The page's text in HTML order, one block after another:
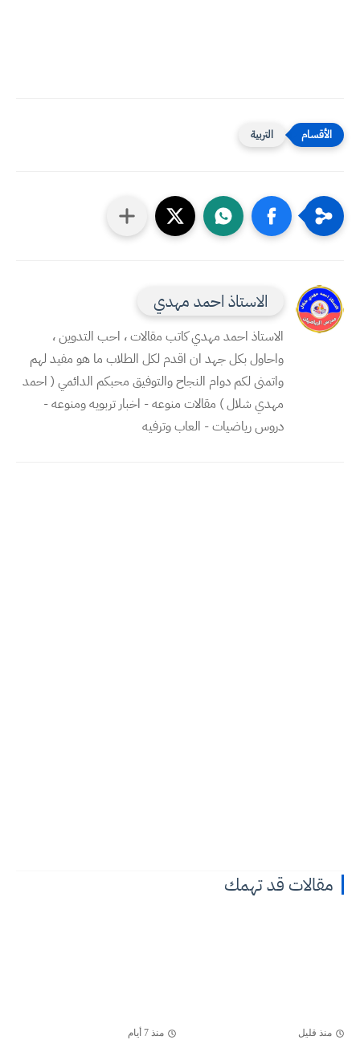
التربية
الاستاذ احمد مهدي
الاستاذ احمد مهدي كاتب مقالات ، احب التدوين ،
واحاول بكل جهد ان اقدم لكل الطلاب ما هو مفيد لهم
واتمنى لكم دوام النجاح والتوفيق محبكم الدائمي ( احمد
مهدي شلال ) مقالات منوعه - اخبار تربويه ومنوعه -
دروس رياضيات - العاب وترفيه
مقالات قد تهمك
منذ قليل منذ 7 أيام